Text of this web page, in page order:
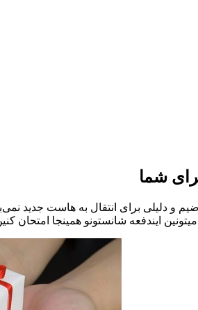
شما
و دلیلی برای انتقال به هاست جدید
ایندفعه شانستونو همینجا امتحان